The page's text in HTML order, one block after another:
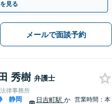
見る
メールで面談予約
秀樹 弁護士
律事務所
静岡
日吉町駅 か 営業時間：本